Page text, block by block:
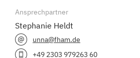
Ansprechpartner
Stephanie Heldt
unna@fham.de
+49 2303 979263 60